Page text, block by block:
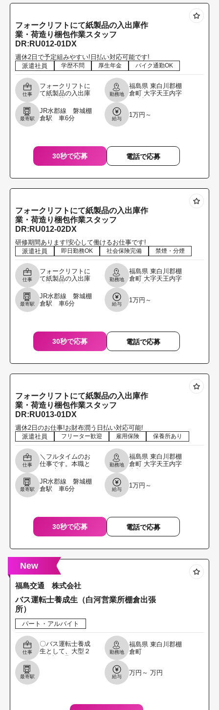
フォークリフトにて紙製品の入出庫作
業・荷造り梱包作業スタッフ
DR:RU012-01DX
週休2日で予定組みやすい!日払い対応可能です!
派遣社員
学歴不問 厚生年金 バイク通勤OK
仕事
フォークリフトに
て紙製品の入出庫
作業スタッフ 取扱
商品・・・紙製品
作業比率・・・フ
勤務地
福島県 東白川郡棚
倉町 大字天王内字
最寄駅
JR水郡線 磐城棚
倉駅 車6分
給与
1万円～
30秒で応募 電話で応募
フォークリフトにて紙製品の入出庫作
業・荷造り梱包作業スタッフ
DR:RU012-02DX
研修期間あります!安心して働けるお仕事です!
派遣社員
即日勤務OK 社会保険完備 禁煙・分煙
仕事
フォークリフトに
て紙製品の入出庫
作業スタッフ 取扱
商品・・・紙製品
作業比率・・・フ
勤務地
福島県 東白川郡棚
倉町 大字天王内字
最寄駅
JR水郡線 磐城棚
倉駅 車6分
給与
1万円～
30秒で応募 電話で応募
フォークリフトにて紙製品の入出庫作
業・荷造り梱包作業スタッフ
DR:RU013-01DX
週休2日のお仕事!お財布潤う日払い対応可能!
派遣社員
フリーター歓迎 雇用保険 保養所あり
仕事
＼フルタイムのお
仕事です。本職と
る方を募集しま
す。／ フォークリ
フトにて紙製品の
勤務地
福島県 東白川郡棚
倉町 大字天王内字
最寄駅
JR水郡線 磐城棚
倉駅 車6分
給与
1万円～
30秒で応募 電話で応募
New
福島交通 株式会社
バス運転士養成生（白河営業所棚倉出張
所）
パート・アルバイト
仕事
〇バス運転士養成
生として、大型２
勤務地
福島県 東白川郡棚
倉町
最寄駅 給与
万円～ 万円